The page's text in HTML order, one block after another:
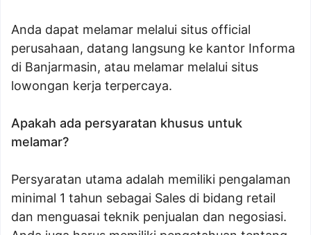
Anda dapat melamar melalui situs official
perusahaan, datang langsung ke kantor Informa
di Banjarmasin, atau melamar melalui situs
lowongan kerja terpercaya.
Apakah ada persyaratan khusus untuk
melamar?
Persyaratan utama adalah memiliki pengalaman
minimal 1 tahun sebagai Sales di bidang retail
dan menguasai teknik penjualan dan negosiasi.